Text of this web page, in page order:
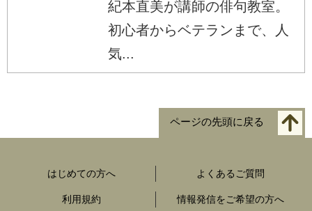
紀本直美が講師の俳句教室。
初心者からベテランまで、人
気...
ページの先頭に戻る
はじめての方へ よくあるご質問
利用規約 情報発信をご希望の方へ